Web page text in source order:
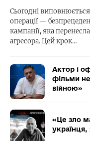
Сьогодні
операції —
кампанії, яка
агресора. Цей крок…
Актор і
фільми не
війною»
«Це зло